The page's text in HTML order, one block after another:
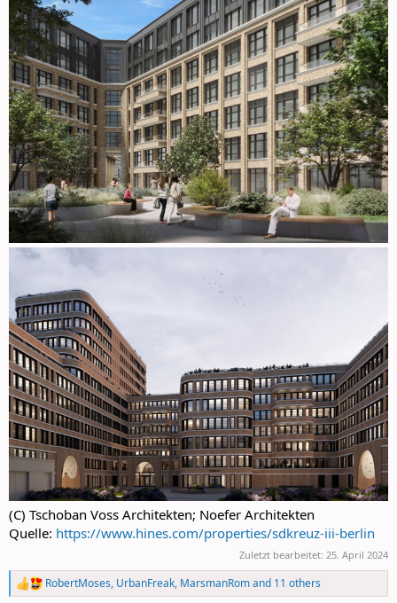
(C) Tschoban Voss Architekten; Noefer Architekten
Quelle: https://www.hines.com/properties/sdkreuz-iii-berlin
Zuletzt bearbeitet: 25. April 2024
R
RobertMoses, UrbanFreak, MarsmanRomand 11 others